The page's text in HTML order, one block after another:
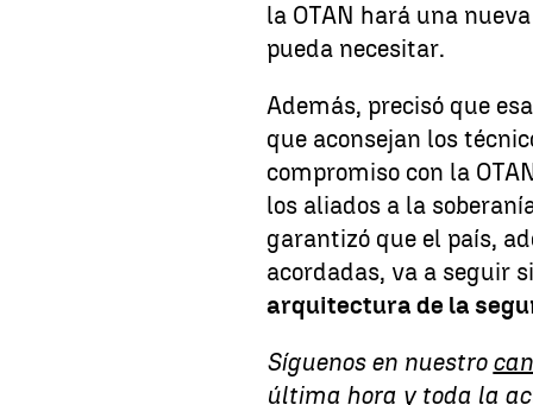
la OTAN hará una
pueda necesitar.
Además, precisó que
que aconsejan los
compromiso con la
los aliados a la
garantizó que el país,
acordadas, va a seguir
arquitectura de la
Síguenos en nuestro
última hora y toda la